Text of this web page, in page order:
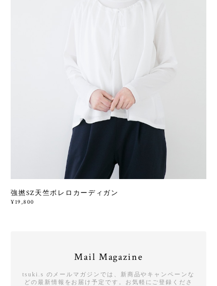
強撚SZ天竺ボレロカーディガン
¥19,800
Mail Magazine
tsuki.s のメールマガジンでは、新商品やキャンペーンな
どの最新情報をお届け予定です。お気軽にご登録くださ